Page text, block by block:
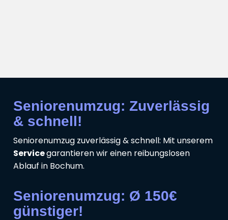
Seniorenumzug: Zuverlässig
& schnell!
Seniorenumzug zuverlässig & schnell: Mit unserem
Servicegarantieren wir einen reibungslosen
Ablauf in Bochum.
Seniorenumzug: Ø 150€
günstiger!